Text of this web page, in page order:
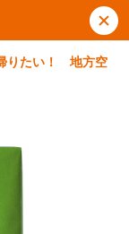
りたい！ 地方空